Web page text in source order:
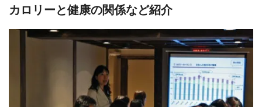
カロリーと健康の関係など紹介